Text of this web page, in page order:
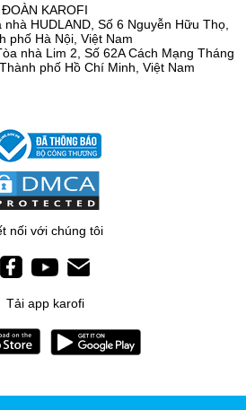
KAROFI
HUDLAND, Số 6 Nguyễn Hữu Thọ,
phố Hà Nội, Việt Nam
nhà Lim 2, Số 62A Cách Mạng Tháng
phố Hồ Chí Minh, Việt Nam
nối với chúng tôi
Tải app karofi